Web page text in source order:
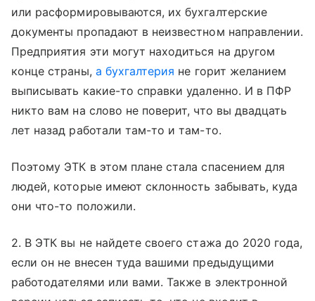
или расформировываются, их бухгалтерские
документы пропадают в неизвестном направлении.
Предприятия эти могут находиться на другом
конце страны, а бухгалтерия не горит желанием
выписывать какие-то справки удаленно. И в ПФР
никто вам на слово не поверит, что вы двадцать
лет назад работали там-то и там-то.
Поэтому ЭТК в этом плане стала спасением для
людей, которые имеют склонность забывать, куда
они что-то положили.
2. В ЭТК вы не найдете своего стажа до 2020 года,
если он не внесен туда вашими предыдущими
работодателями или вами. Также в электронной